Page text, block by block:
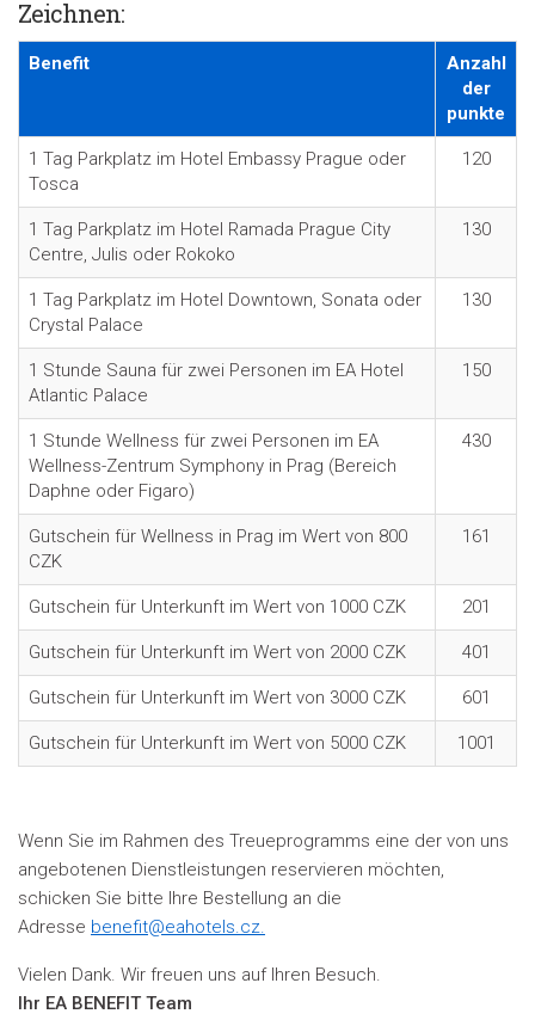
Zeichnen:
Benefit
Anzahl
der
punkte
1 Tag Parkplatz im Hotel Embassy Prague oder
Tosca
120
1 Tag Parkplatz im Hotel Ramada Prague City
Centre, Julis oder Rokoko
130
1 Tag Parkplatz im Hotel Downtown, Sonata oder
Crystal Palace
130
1 Stunde Sauna für zwei Personen im EA Hotel
Atlantic Palace
150
1 Stunde Wellness für zwei Personen im EA
Wellness-Zentrum Symphony in Prag (Bereich
Daphne oder Figaro)
430
Gutschein für Wellness in Prag im Wert von 800
CZK
161
Gutschein für Unterkunft im Wert von 1000 CZK 201
Gutschein für Unterkunft im Wert von 2000 CZK 401
Gutschein für Unterkunft im Wert von 3000 CZK 601
Gutschein für Unterkunft im Wert von 5000 CZK 1001
Wenn Sie im Rahmen des Treueprogramms eine der von uns
angebotenen Dienstleistungen reservieren möchten,
schicken Sie bitte Ihre Bestellung an die
Adresse benefit@eahotels.cz.
Vielen Dank. Wir freuen uns auf Ihren Besuch.
Ihr EA BENEFIT Team